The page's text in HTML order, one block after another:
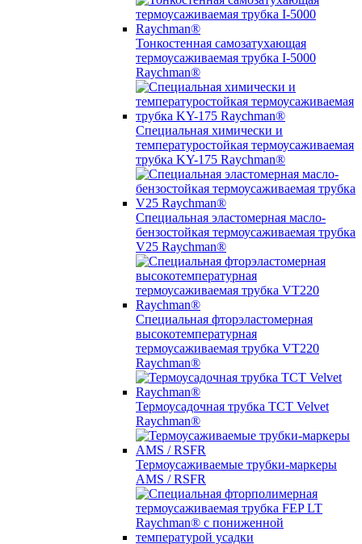
Тонкостенная самозатухающая
термоусаживаемая трубка I-5000
Raychman®
Специальная химически и
температуростойкая термоусаживаемая
трубка KY-175 Raychman®
Специальная эластомерная масло-
бензостойкая термоусаживаемая трубка
V25 Raychman®
Специальная фторэластомерная
высокотемпературная
термоусаживаемая трубка VT220
Raychman®
Термоусадочная трубка TCT Velvet
Raychman®
Термоусаживаемые трубки-маркеры
AMS / RSFR